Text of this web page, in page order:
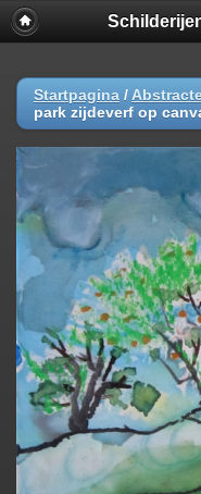
Startpagina /
park zijdeverf op